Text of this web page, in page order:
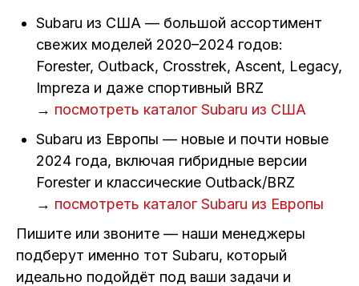
Subaru из США — большой ассортимент
свежих моделей 2020–2024 годов:
Forester, Outback, Crosstrek, Ascent, Legacy,
Impreza и даже спортивный BRZ
→ посмотреть каталог Subaru из США
Subaru из Европы — новые и почти новые
2024 года, включая гибридные версии
Forester и классические Outback/BRZ
→ посмотреть каталог Subaru из Европы
Пишите или звоните — наши менеджеры
подберут именно тот Subaru, который
идеально подойдёт под ваши задачи и